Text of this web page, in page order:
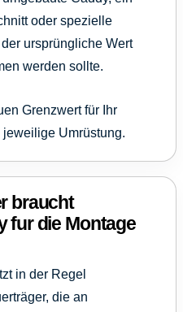
oder spezielle
ursprüngliche Wert
werden sollte.
Grenzwert für Ihr
Umrüstung.
braucht
fur die Montage
in der Regel
die an